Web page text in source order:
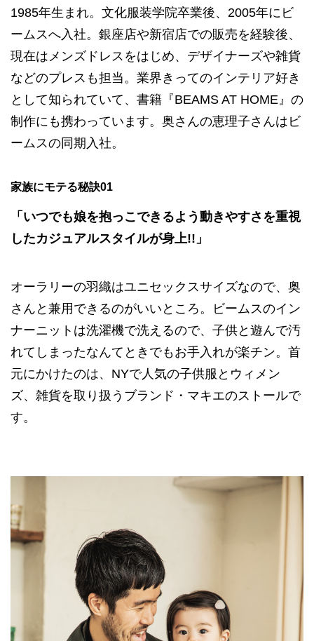
1985年生まれ。文化服装学院卒業後、2005年にビ
ームスへ入社。銀座店や新宿店での販売を経験後、
現在はメンズドレスをはじめ、デザイナーズや雑貨
などのプレスも担当。業界きってのインテリア好き
として知られていて、書籍『BEAMS AT HOME』の
制作にも携わっています。奥さんの恵理子さんはビ
ームスの同期入社。
家族にモテる秘訣01
「いつでも娘を抱っこできるよう動きやすさを重視
したカジュアルスタイルが身上!!」
オーラリーの羽織はユニセックスサイズなので、奥
さんと兼用できるのがいいところ。ビームスのイン
ナーニットは洗濯機で洗えるので、子供と遊んで汚
れてしまったなんてときでもお手入れが楽チン。首
元にかけたのは、NYで人気の子供服とウィメン
ズ、雑貨を取り扱うブランド・マキエのストールで
す。